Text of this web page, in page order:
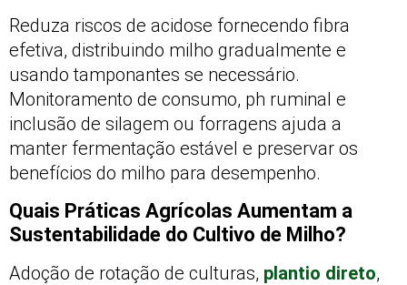
Reduza riscos de acidose fornecendo fibra
efetiva, distribuindo milho gradualmente e
usando tamponantes se necessário.
Monitoramento de consumo, ph ruminal e
inclusão de silagem ou forragens ajuda a
manter fermentação estável e preservar os
benefícios do milho para desempenho.
Quais Práticas Agrícolas Aumentam a
Sustentabilidade do Cultivo de Milho?
Adoção de rotação de culturas, plantio direto,